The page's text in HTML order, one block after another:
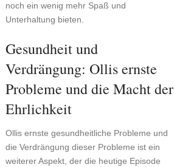
noch ein wenig mehr Spaß und
Unterhaltung bieten.
Gesundheit und
Verdrängung: Ollis ernste
Probleme und die Macht der
Ehrlichkeit
Ollis ernste gesundheitliche Probleme und
die Verdrängung dieser Probleme ist ein
weiterer Aspekt, der die heutige Episode